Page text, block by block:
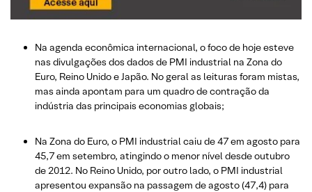
Na agenda econômica internacional, o foco de hoje esteve
nas divulgações dos dados de PMI industrial na Zona do
Euro, Reino Unido e Japão. No geral as leituras foram mistas,
mas ainda apontam para um quadro de contração da
indústria das principais economias globais;
Na Zona do Euro, o PMI industrial caiu de 47 em agosto para
45,7 em setembro, atingindo o menor nível desde outubro
de 2012. No Reino Unido, por outro lado, o PMI industrial
apresentou expansão na passagem de agosto (47,4) para